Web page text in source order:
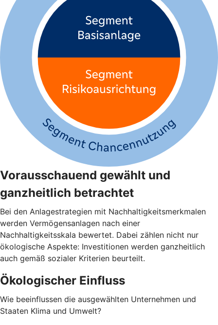
Vorausschauend gewählt und
ganzheitlich betrachtet
Bei den Anlagestrategien mit Nachhaltigkeitsmerkmalen
werden Vermögensanlagen nach einer
Nachhaltigkeitsskala bewertet. Dabei zählen nicht nur
ökologische Aspekte: Investitionen werden ganzheitlich
auch gemäß sozialer Kriterien beurteilt.
Ökologischer Einfluss
Wie beeinflussen die ausgewählten Unternehmen und
Staaten Klima und Umwelt?